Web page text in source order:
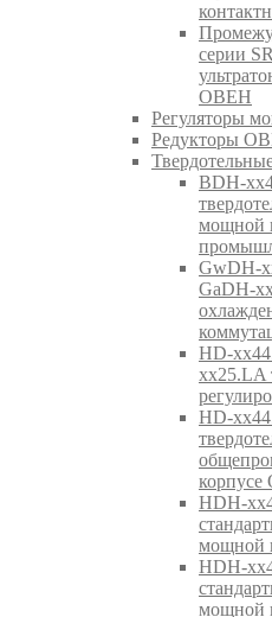
серии
ОВЕН
Регуляторы
Редукторы
BDH-
мощной
GwDH-
GaDH-
HD-
xx25.LA
HD-
HDH-
мощной
HDH-
мощной